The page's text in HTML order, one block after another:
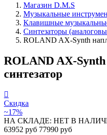
Магазин D.M.S
Музыкальные
Клавишные
Синтезаторы
ROLAND AX-Synth
ROLAND AX-
синтезатор
Скидка
~17%
НА СКЛАДЕ: НЕТ В
63952 руб 77990 руб